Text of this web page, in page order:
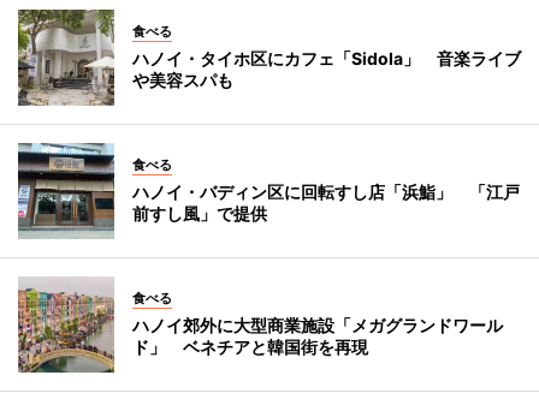
食べる
ハノイ・タイホ区にカフェ「Sidola」 音楽ライブ
や美容スパも
食べる
ハノイ・バディン区に回転すし店「浜鮨」 「江戸
前すし風」で提供
食べる
ハノイ郊外に大型商業施設「メガグランドワール
ド」 ベネチアと韓国街を再現